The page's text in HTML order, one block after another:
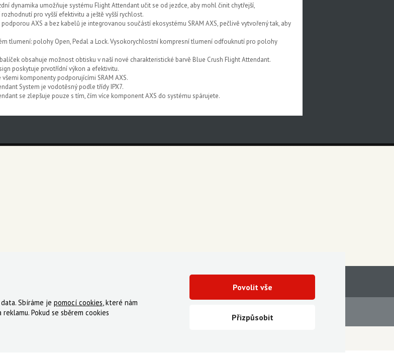
dynamika umožňuje systému Flight Attendant učit se od jezdce, aby mohl činit chytřejší,
pro vyšší efektivitu a ještě vyšší rychlost.
AXS a bez kabelů je integrovanou součástí ekosystému SRAM AXS, pečlivě vytvořený tak, aby
tlumení: polohy Open, Pedal a Lock. Vysokorychlostní kompresní tlumení odfouknutí pro polohy
obsahuje možnost obtisku v naší nové charakteristické barvě Blue Crush Flight Attendant.
poskytuje prvotřídní výkon a efektivitu.
všemi komponenty podporujícími SRAM AXS.
System je vodotěsný podle třídy IPX7.
se zlepšuje pouze s tím, čím více komponent AXS do systému spárujete.
Reklamace Kde nakoupit
Sbíráme je pomocí cookies, které nám
Pokud se sběrem cookies
Přizpůsobit
Povolit vše